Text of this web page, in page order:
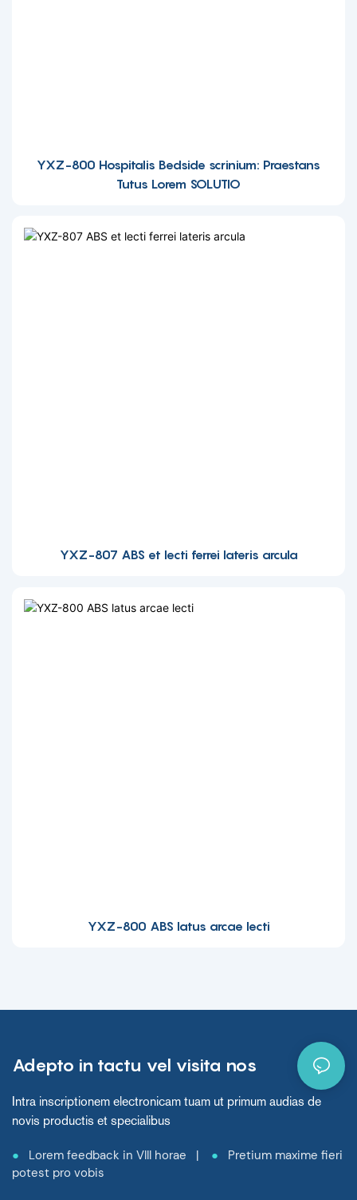
YXZ-800 Hospitalis Bedside scrinium: Praestans
Tutus Lorem SOLUTIO
YXZ-807 ABS et lecti ferrei lateris arcula
YXZ-800 ABS latus arcae lecti
Adepto in tactu vel visita nos
Intra inscriptionem electronicam tuam ut primum audias de
novis productis et specialibus
● Lorem feedback in VIII horae | ●
Pretium maxime fieri
potest pro vobis